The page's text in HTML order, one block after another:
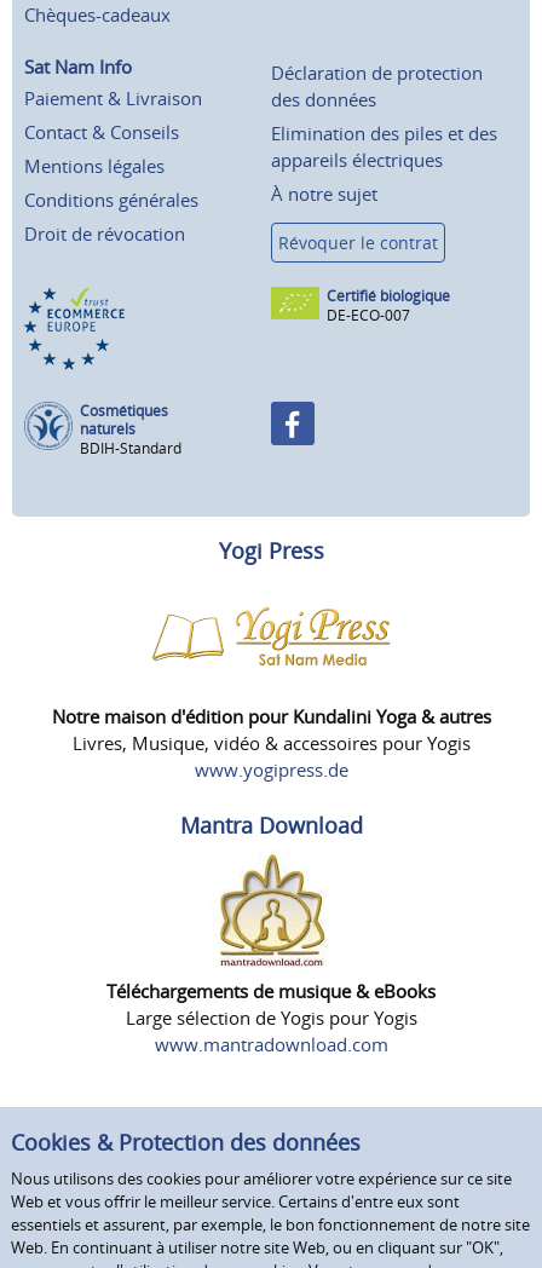
Chèques-cadeaux
Sat Nam Info
Paiement & Livraison
Contact & Conseils
Mentions légales
Conditions générales
Droit de révocation
Déclaration de protection
des données
Elimination des piles et des
appareils électriques
À notre sujet
Révoquer le contrat
Certifié biologique
DE-ECO-007
Cosmétiques
naturels
BDIH-Standard
Yogi Press
Notre maison d'édition pour Kundalini Yoga & autres
Livres, Musique, vidéo & accessoires pour Yogis
www.yogipress.de
Mantra Download
Téléchargements de musique & eBooks
Large sélection de Yogis pour Yogis
www.mantradownload.com
Cookies & Protection des données
Nous utilisons des cookies pour améliorer votre expérience sur ce site
Web et vous offrir le meilleur service. Certains d'entre eux sont
essentiels et assurent, par exemple, le bon fonctionnement de notre site
Web. En continuant à utiliser notre site Web, ou en cliquant sur "OK",